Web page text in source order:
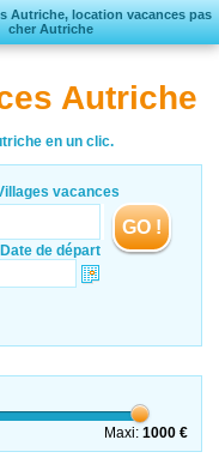
Autriche, location vacances pas
cher Autriche
Autriche
en un clic.
vacances
Date de départ
GO !
Maxi: 1000 €